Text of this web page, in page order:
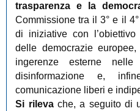
trasparenza e la
Commissione tra il 3° e il
di iniziative con l’obiettivo
delle democrazie
ingerenze esterne
disinformazione e,
comunicazione liberi e
Si rilevache, a seguito di